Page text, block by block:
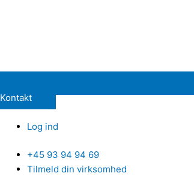
Kontakt
Log ind
+45 93 94 94 69
Tilmeld din virksomhed